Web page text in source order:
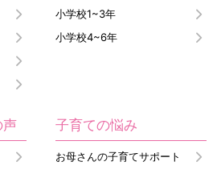
小学校1~3年
小学校4~6年
声 子育ての悩み
お母さんの子育てサポート